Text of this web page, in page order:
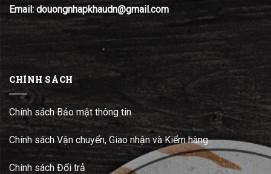
Email: douongnhapkhaudn@gmail.com
CHÍNH SÁCH
Chính sách Bảo mật thông tin
Chính sách Vận chuyển, Giao nhận và Kiểm hàng
Chính sách Đổi trả